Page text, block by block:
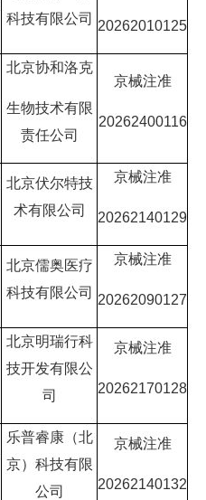
科技有限公司 20262010125
北京协和洛克
生物技术有限
责任公司
京械注准
20262400116
北京伏尔特技
术有限公司
京械注准
20262140129
北京儒奥医疗
科技有限公司
京械注准
20262090127
北京明瑞行科
技开发有限公
司
京械注准
20262170128
乐普睿康（北
京）科技有限
公司
京械注准
20262140132